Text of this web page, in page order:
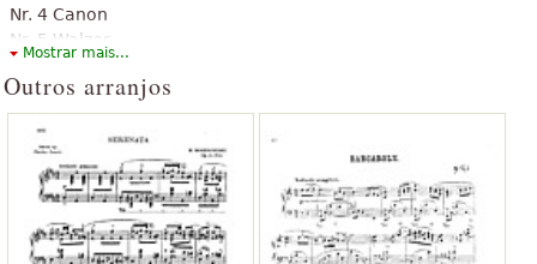
Nr. 4 Canon
Nr. 5 Walzer
Nr. 6 Barcarole
Mostrar mais...
Outros arranjos